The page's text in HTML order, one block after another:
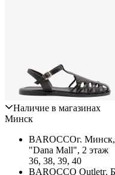
Наличие в магазинах
Минск
BAROCCOг.
"Dana Mall", 2 этаж
36, 38, 39, 40
BAROCCO Outletг.